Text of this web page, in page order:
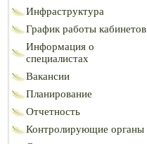
Инфраструктура
График работы кабинетов
Информация о
специалистах
Вакансии
Планирование
Отчетность
Контролирующие органы